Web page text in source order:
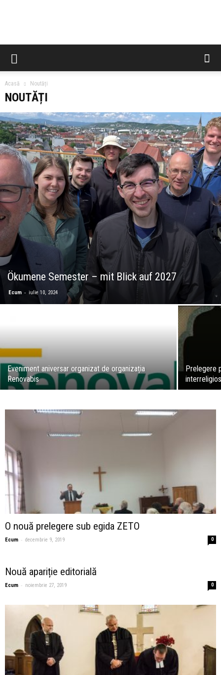
CCES
Acasă Noutăți
NOUTĂȚI
Ökumene Semester – mit Blick auf 2027
Ecum - iulie 10, 2024
Eveniment aniversar organizat de organizația
Renovabis
Prelegere
O nouă prelegere sub egida ZETO
Ecum - decembrie 9, 2019 0
Nouă apariție editorială
Ecum - noiembrie 27, 2019 0